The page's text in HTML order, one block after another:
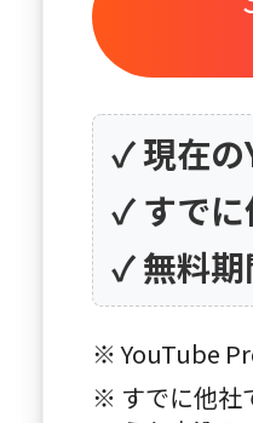
✓ 現在
✓ すで
✓ 無料期
※ YouTube
※ すでに他社